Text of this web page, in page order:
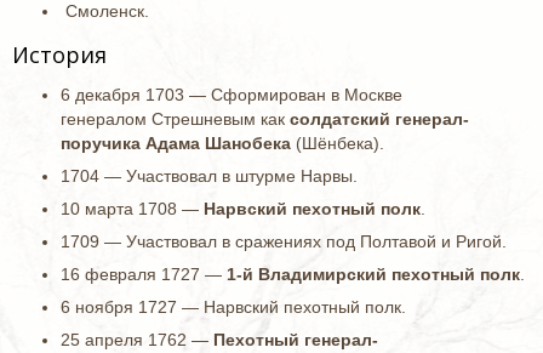
Смоленск.
История
6 декабря 1703 — Сформирован в Москве
генералом Стрешневым как солдатский генерал-
поручика Адама Шанобека (Шёнбека).
1704 — Участвовал в штурме Нарвы.
10 марта 1708 — Нарвский пехотный полк
1709 — Участвовал в сражениях под Полтавой и Ригой.
16 февраля 1727 — 1-й Владимирский пехотный полк
6 ноября 1727 — Нарвский пехотный полк.
25 апреля 1762 — Пехотный генерал-